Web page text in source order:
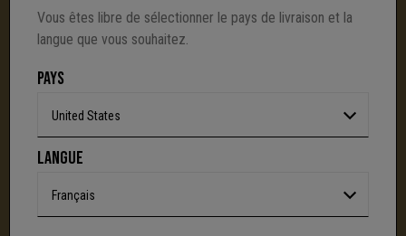
UNE NOUVELLE PAGE S'ÉCRIT AVEC IKKS
C'est la fin d'une aventure : le site I.Code ferme
définitivement.Mais l'audace, la créativité
Vous êtes libre de sélectionner le pays de livraison et la
langue que vous souhaitez.
PAYS
United States
LANGUE
Français